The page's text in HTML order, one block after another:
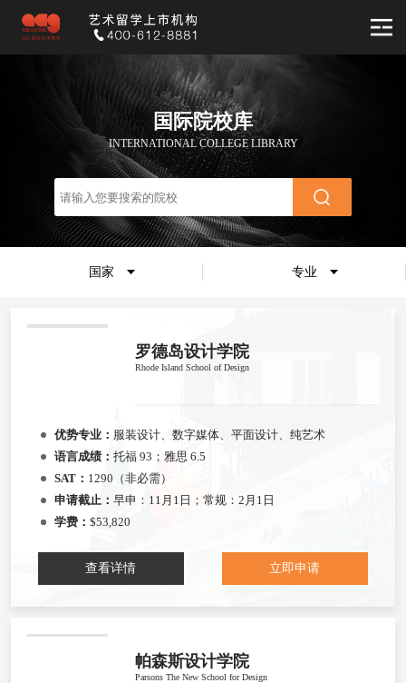
国际院校库
INTERNATIONAL COLLEGE LIBRARY
国家 专业
罗德岛设计学院
Rhode Island School of Design
优势专业： 服装设计、数字媒体、平面设计、纯艺术
语言成绩： 托福 93；雅思 6.5
SAT： 1290（非必需）
申请截止： 早申：11月1日；常规：2月1日
学费： $53,820
查看详情 立即申请
帕森斯设计学院
Parsons The New School for Design